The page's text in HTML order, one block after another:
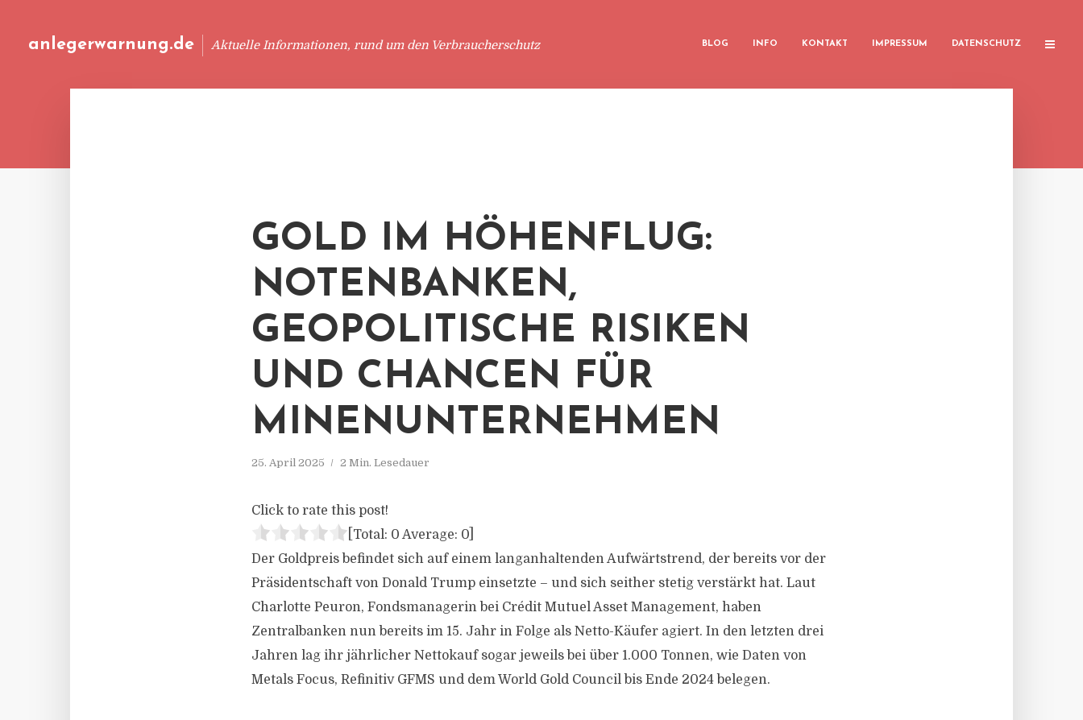
anlegerwarnung.de Aktuelle Informationen, rund um den Verbraucherschutz BLOG INFO KONTAKT IMPRESSUM DATENSCHUTZ
GOLD IM HÖHENFLUG:
NOTENBANKEN,
GEOPOLITISCHE RISIKEN
UND CHANCEN FÜR
MINENUNTERNEHMEN
25. April 2025 2 Min. Lesedauer
Click to rate this post!
[Total: 0 Average: 0
Der Goldpreis befindet sich auf einem langanhaltenden Aufwärtstrend, der bereits vor der
Präsidentschaft von Donald Trump einsetzte – und sich seither stetig verstärkt hat. Laut
Charlotte Peuron, Fondsmanagerin bei Crédit Mutuel Asset Management, haben
Zentralbanken nun bereits im 15. Jahr in Folge als Netto-Käufer agiert. In den letzten drei
Jahren lag ihr jährlicher Nettokauf sogar jeweils bei über 1.000 Tonnen, wie Daten von
Metals Focus, Refinitiv GFMS und dem World Gold Council bis Ende 2024 belegen.